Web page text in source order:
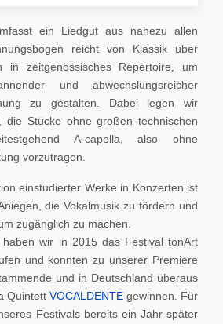
ein Liedgut aus nahezu allen
reicht von Klassik über
in zeitgenössisches Repertoire, um
und abwechslungsreicher
zu gestalten. Dabei legen wir
die Stücke ohne großen technischen
A-capella, also ohne
vorzutragen.
einstudierter Werke in Konzerten ist
die Vokalmusik zu fördern und
zugänglich zu machen.
wir in 2015 das Festival tonArt
und konnten zu unserer Premiere
und in Deutschland überaus
Quintett VOCALDENTE gewinnen. Für
Festivals bereits ein Jahr später